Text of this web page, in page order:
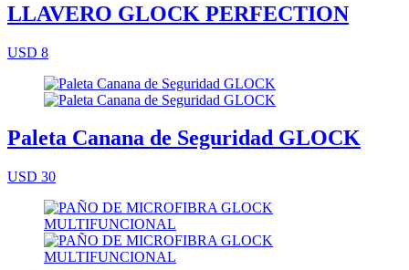
LLAVERO GLOCK PERFECTION
USD 8
Paleta Canana de Seguridad GLOCK
USD 30